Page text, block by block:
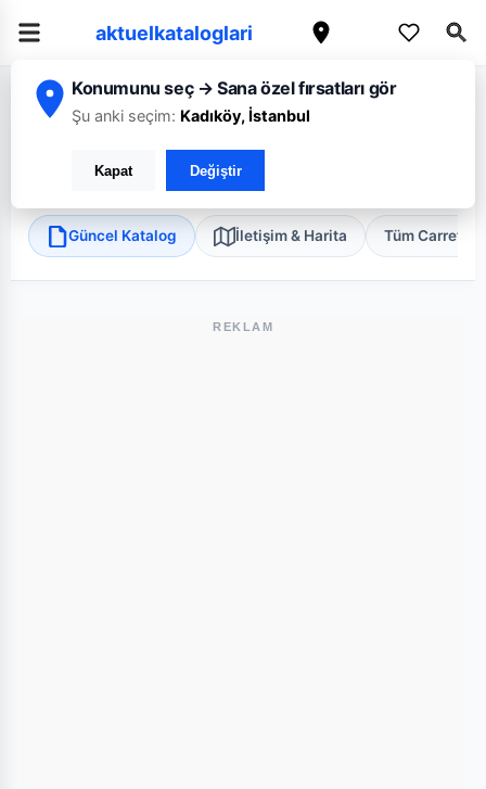
aktuelkataloglari
Konumunu seç → Sana özel fırsatları gör
Şu anki seçim: Kadıköy, İstanbul
Kapat Değiştir
Ana Sayfa/İstanbul /CarrefourSA/İstanbul Kağıthane Süper
Kağıthane, İstanbul
Güncel Katalog İletişim & Harita Tüm
REKLAM